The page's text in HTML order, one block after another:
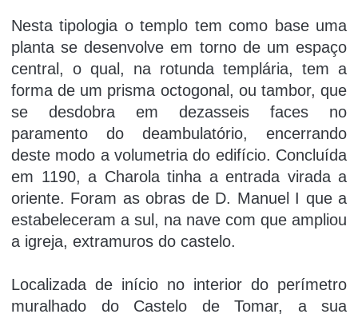
Nesta tipologia o templo tem como base uma
planta se desenvolve em torno de um espaço
central, o qual, na rotunda templária, tem a
forma de um prisma octogonal, ou tambor, que
se desdobra em dezasseis faces no
paramento do deambulatório, encerrando
deste modo a volumetria do edifício. Concluída
em 1190, a Charola tinha a entrada virada a
oriente. Foram as obras de D. Manuel I que a
estabeleceram a sul, na nave com que ampliou
a igreja, extramuros do castelo.
Localizada de iní­cio no interior do perí­metro
muralhado do Castelo de Tomar, a sua